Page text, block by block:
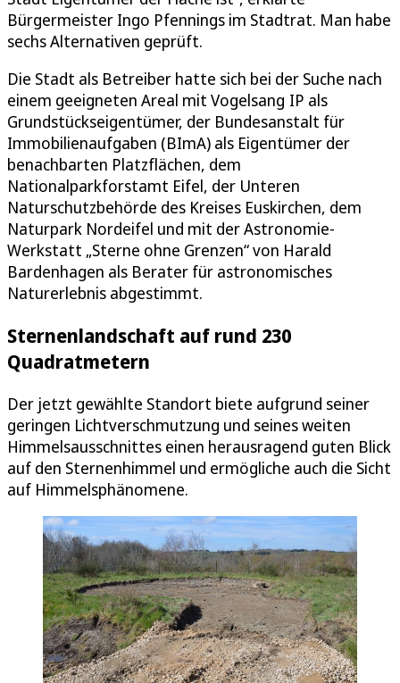
Bürgermeister Ingo Pfennings im Stadtrat. Man habe
sechs Alternativen geprüft.
Die Stadt als Betreiber hatte sich bei der Suche nach
einem geeigneten Areal mit Vogelsang IP als
Grundstückseigentümer, der Bundesanstalt für
Immobilienaufgaben (BImA) als Eigentümer der
benachbarten Platzflächen, dem
Nationalparkforstamt Eifel, der Unteren
Naturschutzbehörde des Kreises Euskirchen, dem
Naturpark Nordeifel und mit der Astronomie-
Werkstatt „Sterne ohne Grenzen“ von Harald
Bardenhagen als Berater für astronomisches
Naturerlebnis abgestimmt.
Sternenlandschaft auf rund 230
Quadratmetern
Der jetzt gewählte Standort biete aufgrund seiner
geringen Lichtverschmutzung und seines weiten
Himmelsausschnittes einen herausragend guten Blick
auf den Sternenhimmel und ermögliche auch die Sicht
auf Himmelsphänomene.